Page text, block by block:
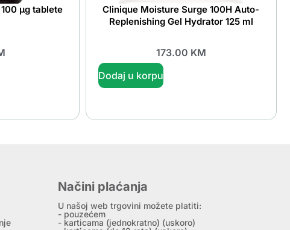
µg tablete
Clinique Moisture Surge 100H Auto-
Replenishing Gel Hydrator 125 ml
173.00 KM
Dodaj u korpu
Načini plaćanja
U našoj web trgovini možete platiti:
- pouzećem
- karticama (jednokratno) (uskoro)